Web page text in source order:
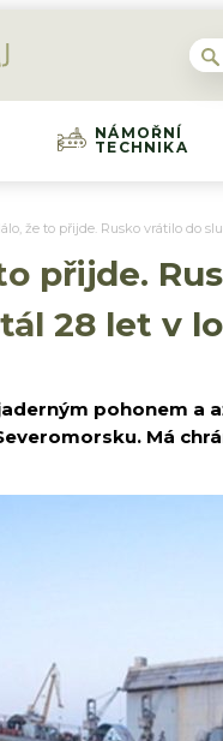
NÁMOŘNÍ
TECHNIKA
že to přijde. Rusko vrátilo do
přijde.
28 let v
pohonem a
Má